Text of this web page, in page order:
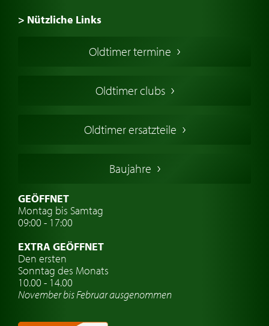
> Nützliche Links
Oldtimers in Europa
Englische Oldtimer
Deutsche Oldtimer
Schwedische Oldtimer
Oldtimer mit h-kennzeichen
Auto Oldtimer Markt
Oldtimer-Versicherung
Oldtimer-Clubs
Oldtimer-Reisen
Oldtimer termine
Oldtimer clubs
Oldtimer ersatzteile
Baujahre
GEÖFFNET
Montag bis Samtag
09:00 - 17:00
EXTRA GEÖFFNET
Den ersten
Sonntag des Monats
10.00 - 14.00
November bis Februar ausgenommen